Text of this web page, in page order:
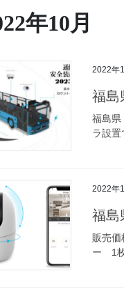
年10月
2022年
福島
福島
ラ設
2022年
福島
販売
ー 1